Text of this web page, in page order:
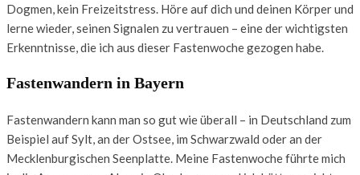
Dogmen, kein Freizeitstress. Höre auf dich und deinen Körper und
lerne wieder, seinen Signalen zu vertrauen – eine der wichtigsten
Erkenntnisse, die ich aus dieser Fastenwoche gezogen habe.
Fastenwandern in Bayern
Fastenwandern kann man so gut wie überall – in Deutschland zum
Beispiel auf Sylt, an der Ostsee, im Schwarzwald oder an der
Mecklenburgischen Seenplatte. Meine Fastenwoche führte mich